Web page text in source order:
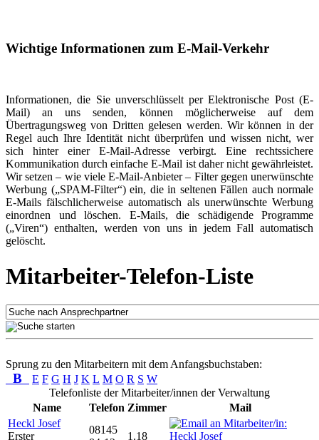
Wichtige Informationen zum E-Mail-Verkehr
Informationen, die Sie unverschlüsselt per Elektronische Post (E-
Mail) an uns senden, können möglicherweise auf dem
Übertragungsweg von Dritten gelesen werden. Wir können in der
Regel auch Ihre Identität nicht überprüfen und wissen nicht, wer
sich hinter einer E-Mail-Adresse verbirgt. Eine rechtssichere
Kommunikation durch einfache E-Mail ist daher nicht gewährleistet.
Wir setzen – wie viele E-Mail-Anbieter – Filter gegen unerwünschte
Werbung („SPAM-Filter“) ein, die in seltenen Fällen auch normale
E-Mails fälschlicherweise automatisch als unerwünschte Werbung
einordnen und löschen. E-Mails, die schädigende Programme
(„Viren“) enthalten, werden von uns in jedem Fall automatisch
gelöscht.
Mitarbeiter-Telefon-Liste
Sprung zu den Mitarbeitern mit dem Anfangsbuchstaben:
B E F G H J K L M O R S W
Telefonliste der Mitarbeiter/innen der Verwaltung
Name
Telefon Zimmer
Mail
Heckl Josef
Erster
08145
1.18